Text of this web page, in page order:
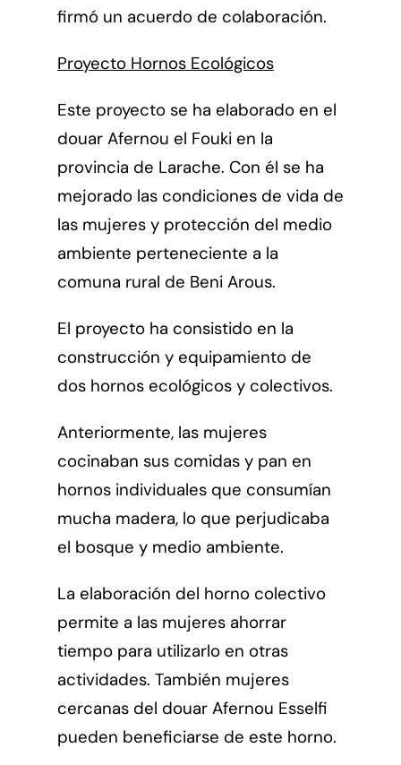
firmó un acuerdo de colaboración.
Proyecto Hornos Ecológicos
Este proyecto se ha elaborado en el
douar Afernou el Fouki en la
provincia de Larache. Con él se ha
mejorado las condiciones de vida de
las mujeres y protección del medio
ambiente perteneciente a la
comuna rural de Beni Arous.
El proyecto ha consistido en la
construcción y equipamiento de
dos hornos ecológicos y colectivos.
Anteriormente, las mujeres
cocinaban sus comidas y pan en
hornos individuales que consumían
mucha madera, lo que perjudicaba
el bosque y medio ambiente.
La elaboración del horno colectivo
permite a las mujeres ahorrar
tiempo para utilizarlo en otras
actividades. También mujeres
cercanas del douar Afernou Esselfi
pueden beneficiarse de este horno.